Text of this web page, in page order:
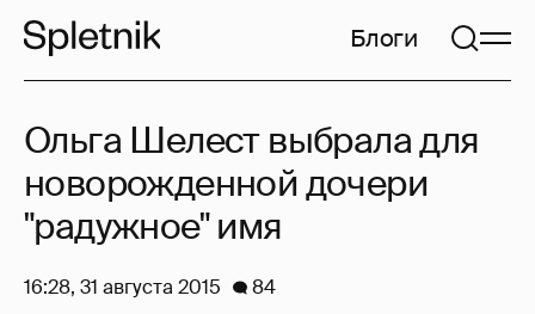
Блоги
Ольга Шелест выбрала для
новорожденной дочери
"радужное" имя
16:28, 31 августа 2015 84